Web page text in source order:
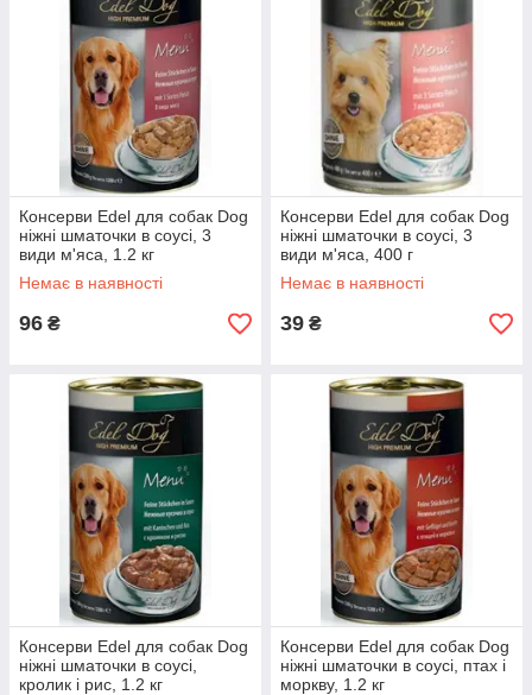
Консерви Edel для собак Dog
ніжні шматочки в соусі, 3
види м'яса, 1.2 кг
Немає в наявності
96 ₴
Консерви Edel для собак Dog
ніжні шматочки в соусі, 3
види м'яса, 400 г
Немає в наявності
39 ₴
Консерви Edel для собак Dog
ніжні шматочки в соусі,
кролик і рис, 1.2 кг
Консерви Edel для собак Dog
ніжні шматочки в соусі, птах і
моркву, 1.2 кг